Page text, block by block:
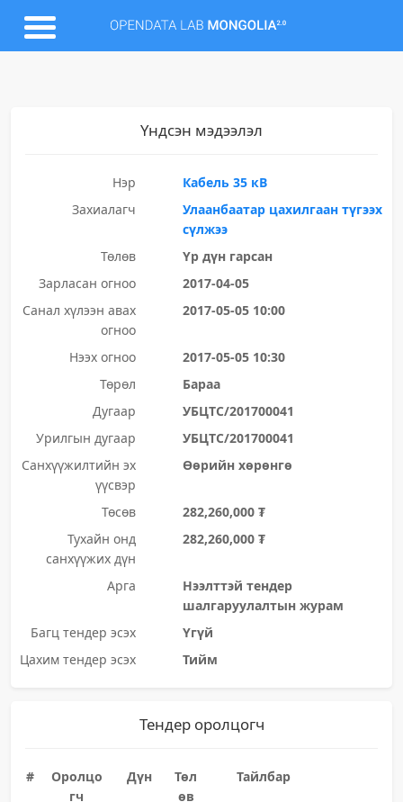
Үндсэн мэдээлэл
Нэр
Кабель 35 кВ
Захиалагч
Улаанбаатар цахилгаан түгээх
сүлжээ
Төлөв
Үр дүн гарсан
Зарласан огноо
2017-04-05
Санал хүлээн авах
огноо
2017-05-05 10:00
Нээх огноо
2017-05-05 10:30
Төрөл
Бараа
Дугаар
УБЦТС/201700041
Урилгын дугаар
УБЦТС/201700041
Санхүүжилтийн эх
үүсвэр
Өөрийн хөрөнгө
Төсөв
282,260,000 ₮
Тухайн онд
санхүүжих дүн
282,260,000 ₮
Арга
Нээлттэй тендер
шалгаруулалтын журам
Багц тендер эсэх
Үгүй
Цахим тендер эсэх
Тийм
Тендер оролцогч
#
Оролцо
гч
Дүн
Төл
өв
Тайлбар